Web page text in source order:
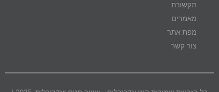
תקשורת
מאמרים
מפת אתר
צור קשר